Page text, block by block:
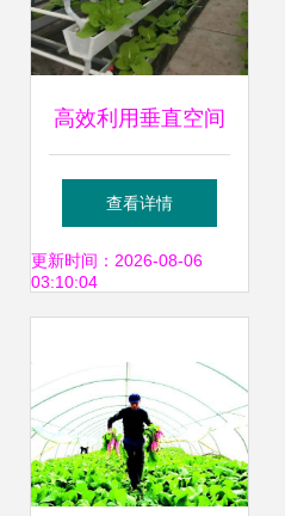
高效利用垂直空间
立体蔬菜种植架选
购指南与优势详解
查看详情
更新时间：2026-08-06
03:10:04